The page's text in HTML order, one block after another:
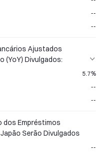
--
--
Ajustados
(YoY) Divulgados:
5.7%
--
--
dos Empréstimos
Serão Divulgados
--